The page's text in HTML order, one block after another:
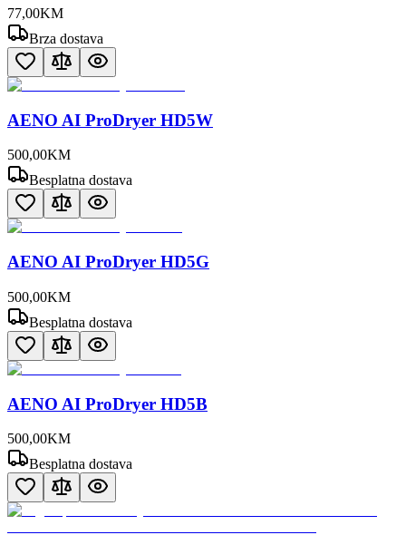
77,00KM
Brza dostava
AENO AI ProDryer HD5W
500,00KM
Besplatna dostava
AENO AI ProDryer HD5G
500,00KM
Besplatna dostava
AENO AI ProDryer HD5B
500,00KM
Besplatna dostava